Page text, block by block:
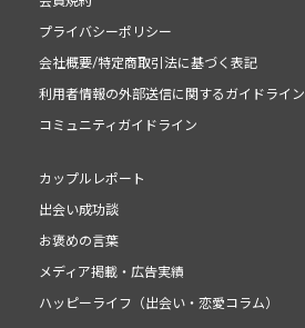
プライバシーポリシー
会社概要/特定商取引法に基づく表記
利用者情報の外部送信に関するガイドライン
コミュニティガイドライン
カップルレポート
出会い成功談
お褒めの言葉
メディア掲載・広告実績
ハッピーライフ（出会い・恋愛コラム）